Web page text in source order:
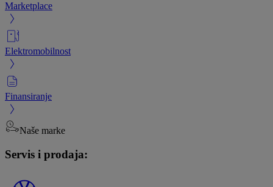
Marketplace
Elektromobilnost
Finansiranje
Naše marke
Servis i prodaja: